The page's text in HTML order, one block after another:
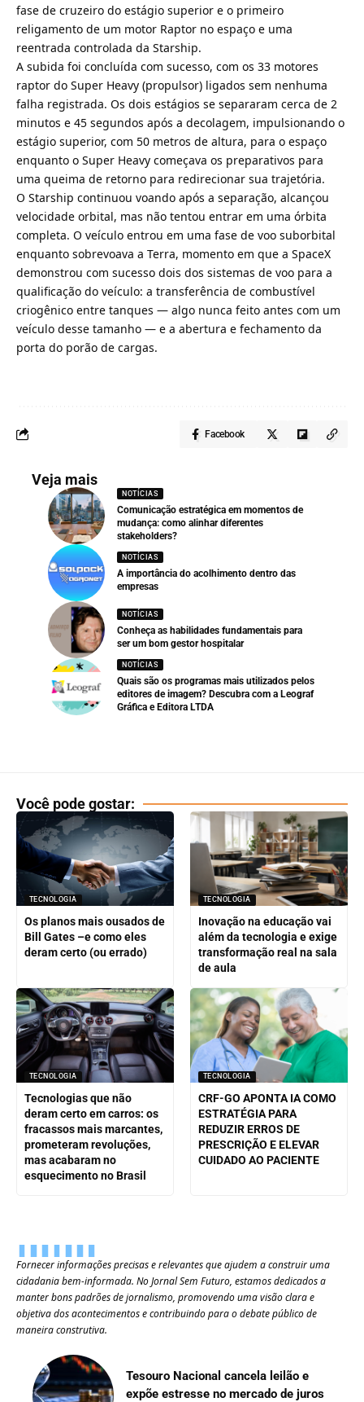
fase de cruzeiro do estágio superior e o primeiro
religamento de um motor Raptor no espaço e uma
reentrada controlada da Starship.
A subida foi concluída com sucesso, com os 33 motores
raptor do Super Heavy (propulsor) ligados sem nenhuma
falha registrada. Os dois estágios se separaram cerca de 2
minutos e 45 segundos após a decolagem, impulsionando o
estágio superior, com 50 metros de altura, para o espaço
enquanto o Super Heavy começava os preparativos para
uma queima de retorno para redirecionar sua trajetória.
O Starship continuou voando após a separação, alcançou
velocidade orbital, mas não tentou entrar em uma órbita
completa. O veículo entrou em uma fase de voo suborbital
enquanto sobrevoava a Terra, momento em que a SpaceX
demonstrou com sucesso dois dos sistemas de voo para a
qualificação do veículo: a transferência de combustível
criogênico entre tanques — algo nunca feito antes com um
veículo desse tamanho — e a abertura e fechamento da
porta do porão de cargas.
Facebook
Veja mais
NOTÍCIAS
Comunicação estratégica em momentos de
mudança: como alinhar diferentes
stakeholders?
NOTÍCIAS
A importância do acolhimento dentro das
empresas
NOTÍCIAS
Conheça as habilidades fundamentais para
ser um bom gestor hospitalar
NOTÍCIAS
Quais são os programas mais utilizados pelos
editores de imagem? Descubra com a Leograf
Gráfica e Editora LTDA
Você pode gostar:
TECNOLOGIA
Os planos mais ousados de
Bill Gates –e como eles
deram certo (ou errado)
TECNOLOGIA
Inovação na educação vai
além da tecnologia e exige
transformação real na sala
de aula
TECNOLOGIA
Tecnologias que não
deram certo em carros: os
fracassos mais marcantes,
prometeram revoluções,
mas acabaram no
esquecimento no Brasil
TECNOLOGIA
CRF-GO APONTA IA COMO
ESTRATÉGIA PARA
REDUZIR ERROS DE
PRESCRIÇÃO E ELEVAR
CUIDADO AO PACIENTE
Fornecer informações precisas e relevantes que ajudem a construir uma
cidadania bem-informada. No Jornal Sem Futuro, estamos dedicados a
manter bons padrões de jornalismo, promovendo uma visão clara e
objetiva dos acontecimentos e contribuindo para o debate público de
maneira construtiva.
Tesouro Nacional cancela leilão e
expõe estresse no mercado de juros